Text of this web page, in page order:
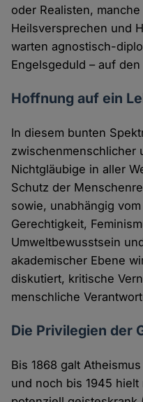
oder Realisten,
Heilsversprechen und
warten agnostisch-
Engelsgeduld – auf
Hoffnung auf ein
In diesem bunten
zwischenmenschlicher
Nichtgläubige in aller
Schutz der
sowie, unabhängig
Gerechtigkeit,
Umweltbewusstsein
akademischer Ebene
diskutiert, kritische
menschliche
Die Privilegien der
Bis 1868 galt
und noch bis 1945